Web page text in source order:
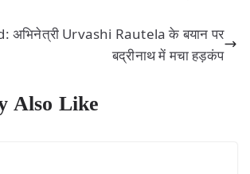
Urvashi Rautela के बयान पर
बद्रीनाथ में मचा हड़कंप
Also Like